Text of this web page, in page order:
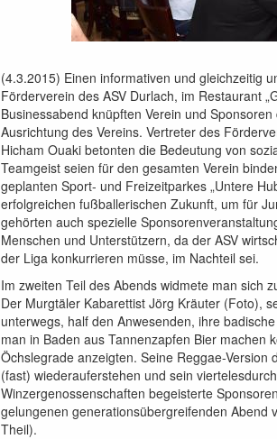
(4.3.2015) Einen informativen und gleichzeitig
Förderverein des ASV Durlach, im Restaurant
Businessabend knüpften Verein und
Ausrichtung des Vereins. Vertreter des
Hicham Ouaki betonten die Bedeutung von
Teamgeist seien für den gesamten Verein
geplanten Sport- und Freizeitparkes „Untere
erfolgreichen fußballerischen Zukunft, um für
gehörten auch spezielle
Menschen und Unterstützern, da der ASV
der Liga konkurrieren müsse, im Nachteil sei.
Im zweiten Teil des Abends widmete man sich
Der Murgtäler Kabarettist Jörg Kräuter (Foto),
unterwegs, half den Anwesenden, ihre
man in Baden aus Tannenzapfen Bier
Öchslegrade anzeigten. Seine Reggae-
(fast) wiederauferstehen und sein
Winzergenossenschaften begeisterte
gelungenen generationsübergreifenden Abend
Theil).